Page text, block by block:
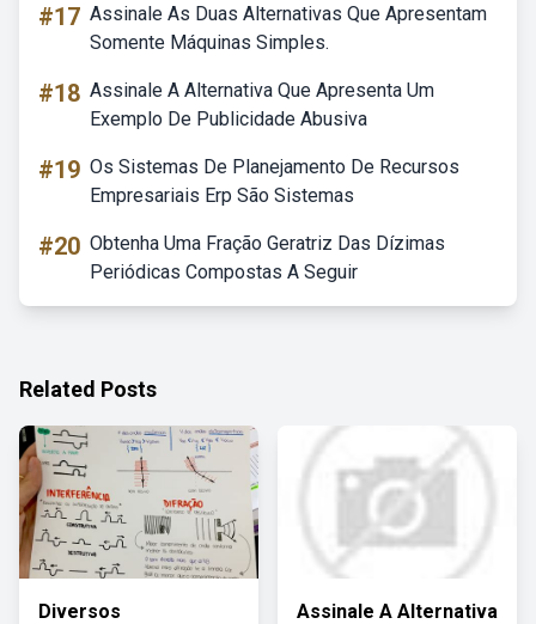
#17 Assinale As Duas Alternativas Que Apresentam
Somente Máquinas Simples.
#18 Assinale A Alternativa Que Apresenta Um
Exemplo De Publicidade Abusiva
#19 Os Sistemas De Planejamento De Recursos
Empresariais Erp São Sistemas
#20 Obtenha Uma Fração Geratriz Das Dízimas
Periódicas Compostas A Seguir
Related Posts
Diversos
Assinale A Alternativa